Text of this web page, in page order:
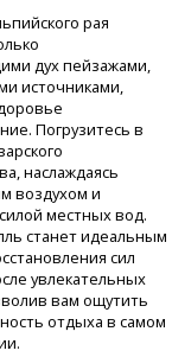
рая
дух пейзажами,
источниками,
Погрузитесь в
наслаждаясь
воздухом и
местных вод.
станет идеальным
сил
увлекательных
вам ощутить
отдыха в самом